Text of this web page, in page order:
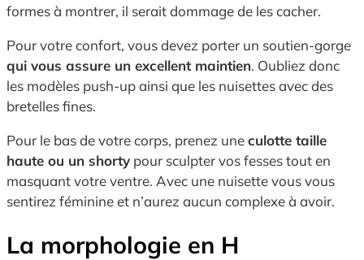
formes à montrer, il serait dommage de les cacher.
Pour votre confort, vous devez porter un soutien-gorge
qui vous assure un excellent maintien. Oubliez donc
les modèles push-up ainsi que les nuisettes avec des
bretelles fines.
Pour le bas de votre corps, prenez uneculotte taille
haute ou un shorty pour sculpter vos fesses tout en
masquant votre ventre. Avec une nuisette vous vous
sentirez féminine et n’aurez aucun complexe à avoir.
La morphologie en H